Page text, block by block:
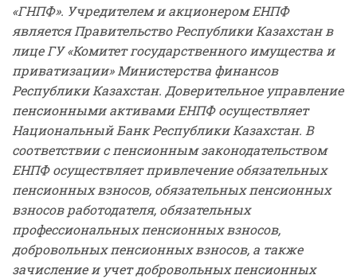
«ГНПФ». Учредителем и акционером ЕНПФ
является Правительство Республики Казахстан в
лице ГУ «Комитет государственного имущества и
приватизации» Министерства финансов
Республики Казахстан. Доверительное управление
пенсионными активами ЕНПФ осуществляет
Национальный Банк Республики Казахстан. В
соответствии с пенсионным законодательством
ЕНПФосуществляет привлечение обязательных
пенсионных взносов, обязательных пенсионных
взносов работодателя, обязательных
профессиональных пенсионных взносов,
добровольных пенсионных взносов, а также
зачисление и учет добровольных пенсионных